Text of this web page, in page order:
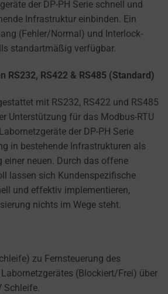
der DP-PH Serie schnell und
Infrastruktur einbinden. Ein
(Fehler/Normal) und Interlock-
standartmäßig verfügbar.
RS232, RS422 & RS485 (Standard)
mit RS232, RS422 und RS485
Unterstützung für das Modbus-RTU
der DP-PH Serie
in bestehende Infrastrukturen als
einer neuen. Durch das offene
lassen sich Kundenspezifische
und effektiv implementieren,
nichts im Wege steht.
zu Fernsteuerung des
(Blockiert/Frei) über
Schleife.